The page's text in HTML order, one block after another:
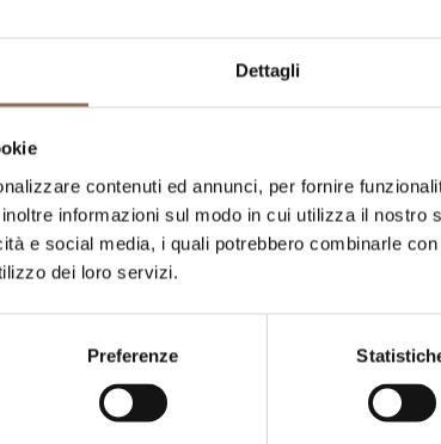
Dettagli
contenuti ed annunci, per fornire
informazioni sul modo in cui utilizza il nostro
e social media, i quali potrebbero combinarle
dei loro servizi.
Preferenze
La tua
cosa fare e visitare in ogni
occhio al meteo in tempo